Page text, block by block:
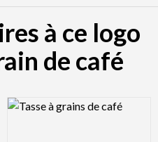
à ce logo
de café
Logo Preview Image